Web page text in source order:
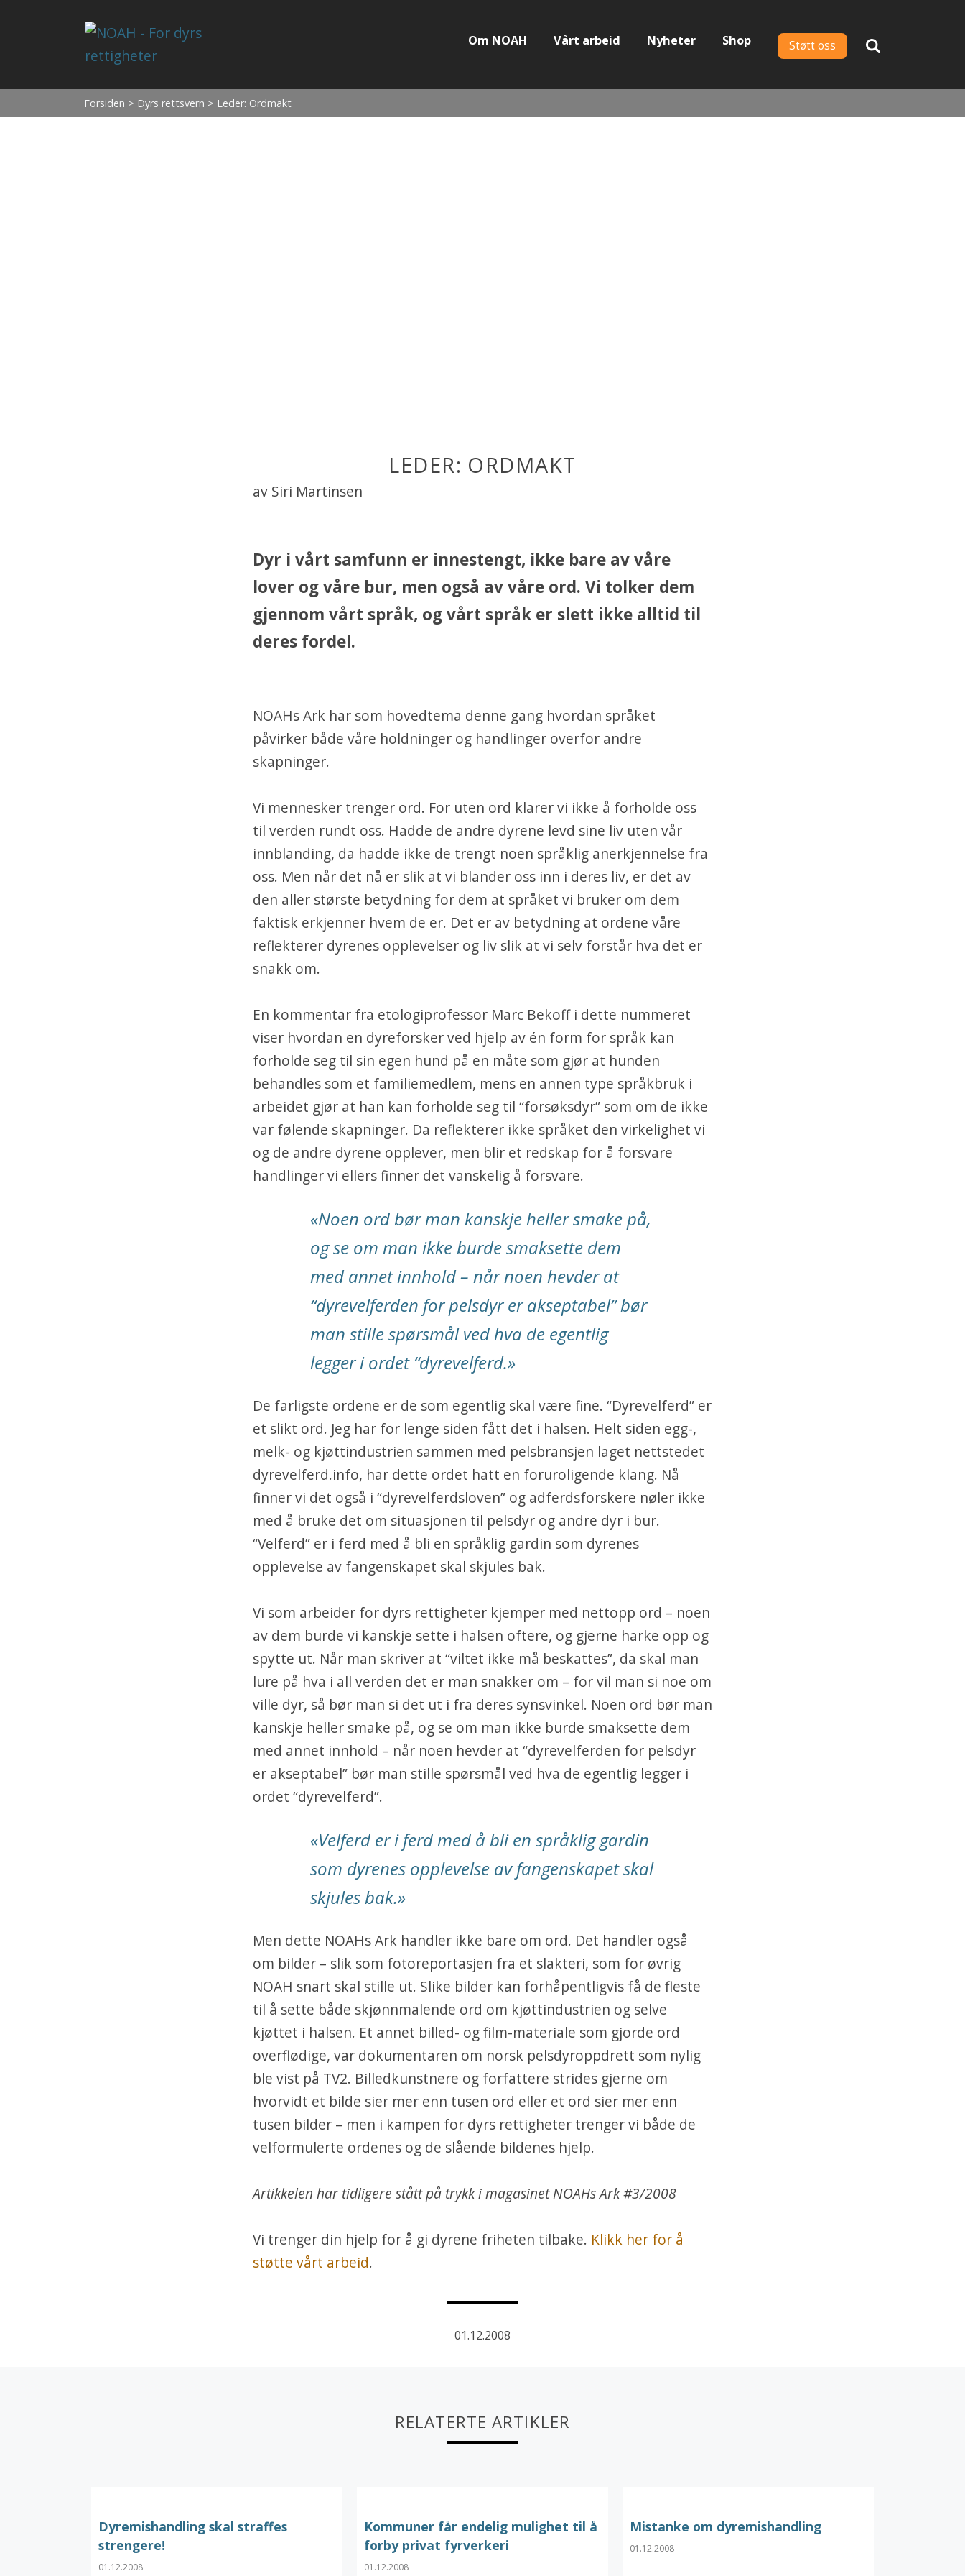
Støtt oss
Om NOAH Vårt arbeid Nyheter Shop
Forsiden > Dyrs rettsvern > Leder: Ordmakt
LEDER: ORDMAKT
av Siri Martinsen
Dyr i vårt samfunn er innestengt, ikke bare av våre
lover og våre bur, men også av våre ord. Vi tolker dem
gjennom vårt språk, og vårt språk er slett ikke alltid til
deres fordel.
NOAHs Ark har som hovedtema denne gang hvordan språket
påvirker både våre holdninger og handlinger overfor andre
skapninger.
Vi mennesker trenger ord. For uten ord klarer vi ikke å forholde oss
til verden rundt oss. Hadde de andre dyrene levd sine liv uten vår
innblanding, da hadde ikke de trengt noen språklig anerkjennelse fra
oss. Men når det nå er slik at vi blander oss inn i deres liv, er det av
den aller største betydning for dem at språket vi bruker om dem
faktisk erkjenner hvem de er. Det er av betydning at ordene våre
reflekterer dyrenes opplevelser og liv slik at vi selv forstår hva det er
snakk om.
En kommentar fra etologiprofessor Marc Bekoff i dette nummeret
viser hvordan en dyreforsker ved hjelp av én form for språk kan
forholde seg til sin egen hund på en måte som gjør at hunden
behandles som et familiemedlem, mens en annen type språkbruk i
arbeidet gjør at han kan forholde seg til “forsøksdyr” som om de ikke
var følende skapninger. Da reflekterer ikke språket den virkelighet vi
og de andre dyrene opplever, men blir et redskap for å forsvare
handlinger vi ellers finner det vanskelig å forsvare.
«Noen ord bør man kanskje heller smake på,
og se om man ikke burde smaksette dem
med annet innhold – når noen hevder at
“dyrevelferden for pelsdyr er akseptabel” bør
man stille spørsmål ved hva de egentlig
legger i ordet “dyrevelferd.»
De farligste ordene er de som egentlig skal være fine. “Dyrevelferd” er
et slikt ord. Jeg har for lenge siden fått det i halsen. Helt siden egg-,
melk- og kjøttindustrien sammen med pelsbransjen laget nettstedet
dyrevelferd.info, har dette ordet hatt en foruroligende klang. Nå
finner vi det også i “dyrevelferdsloven” og adferdsforskere nøler ikke
med å bruke det om situasjonen til pelsdyr og andre dyr i bur.
“Velferd” er i ferd med å bli en språklig gardin som dyrenes
opplevelse av fangenskapet skal skjules bak.
Vi som arbeider for dyrs rettigheter kjemper med nettopp ord – noen
av dem burde vi kanskje sette i halsen oftere, og gjerne harke opp og
spytte ut. Når man skriver at “viltet ikke må beskattes”, da skal man
lure på hva i all verden det er man snakker om – for vil man si noe om
ville dyr, så bør man si det ut i fra deres synsvinkel. Noen ord bør man
kanskje heller smake på, og se om man ikke burde smaksette dem
med annet innhold – når noen hevder at “dyrevelferden for pelsdyr
er akseptabel” bør man stille spørsmål ved hva de egentlig legger i
ordet “dyrevelferd”.
«Velferd er i ferd med å bli en språklig gardin
som dyrenes opplevelse av fangenskapet skal
skjules bak.»
Men dette NOAHs Ark handler ikke bare om ord. Det handler også
om bilder – slik som fotoreportasjen fra et slakteri, som for øvrig
NOAH snart skal stille ut. Slike bilder kan forhåpentligvis få de fleste
til å sette både skjønnmalende ord om kjøttindustrien og selve
kjøttet i halsen. Et annet billed- og film-materiale som gjorde ord
overflødige, var dokumentaren om norsk pelsdyroppdrett som nylig
ble vist på TV2. Billedkunstnere og forfattere strides gjerne om
hvorvidt et bilde sier mer enn tusen ord eller et ord sier mer enn
tusen bilder – men i kampen for dyrs rettigheter trenger vi både de
velformulerte ordenes og de slående bildenes hjelp.
Artikkelen har tidligere stått på trykk i magasinet NOAHs Ark #3/2008
Vi trenger din hjelp for å gi dyrene friheten tilbake. Klikk her for å
støtte vårt arbeid.
01.12.2008
RELATERTE ARTIKLER
Dyremishandling skal straffes
strengere!
01.12.2008
Kommuner får endelig mulighet til å
forby privat fyrverkeri
01.12.2008
Mistanke om dyremishandling
01.12.2008